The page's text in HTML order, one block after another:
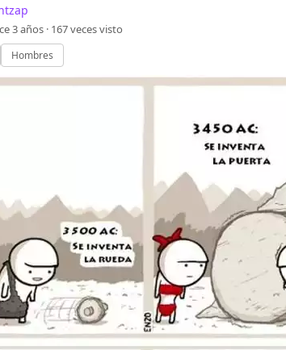
3 años · 167veces visto
Hombres